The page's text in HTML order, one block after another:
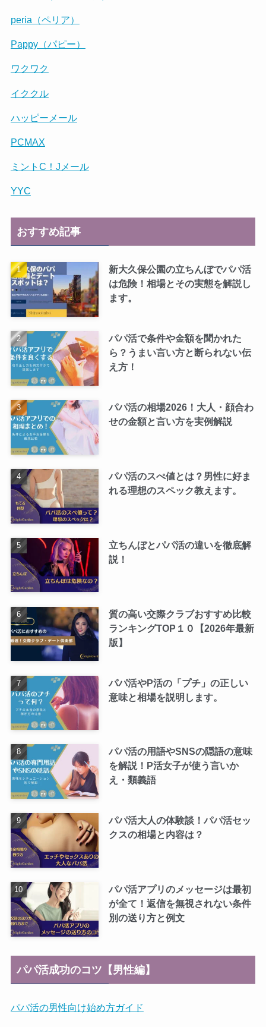
peria（ペリア）
Pappy（パピー）
ワクワク
イククル
ハッピーメール
PCMAX
ミントC！Jメール
YYC
おすすめ記事
新大久保公園の立ちんぼでパパ活
は危険！相場とその実態を解説し
ます。
パパ活で条件や金額を聞かれた
ら？うまい言い方と断られない伝
え方！
パパ活の相場2026！大人・顔合わ
せの金額と言い方を実例解説
パパ活のスぺ値とは？男性に好ま
れる理想のスペック教えます。
立ちんぼとパパ活の違いを徹底解
説！
質の高い交際クラブおすすめ比較
ランキングTOP１０【2026年最新
版】
パパ活やP活の「プチ」の正しい
意味と相場を説明します。
パパ活の用語やSNSの隠語の意味
を解説！P活女子が使う言いか
え・類義語
パパ活大人の体験談！パパ活セッ
クスの相場と内容は？
パパ活アプリのメッセージは最初
が全て！返信を無視されない条件
別の送り方と例文
パパ活成功のコツ【男性編】
パパ活の男性向け始め方ガイド